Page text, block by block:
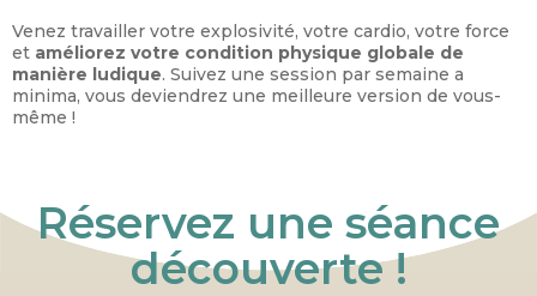
Venez travailler votre explosivité, votre cardio, votre force
et améliorez votre condition physique globale de
manière ludique. Suivez une session par semaine a
minima, vous deviendrez une meilleure version de vous-
même !
Réservez une séance
découverte !